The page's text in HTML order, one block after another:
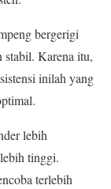
bergerigi
stabil. Karena itu,
inilah yang
lebih
tinggi.
terlebih